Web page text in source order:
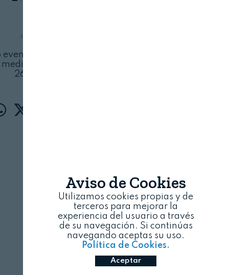
dedicado a los alimentos y bebidas
tendrá lugar en Sevilla el 25 y
26 de septiembre
Aviso de Cookies
Utilizamos cookies propias y de
terceros para mejorar la
experiencia del usuario a través
de su navegación. Si continúas
navegando aceptas su uso.
Política de Cookies.
Aceptar